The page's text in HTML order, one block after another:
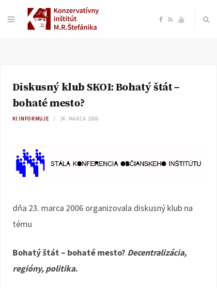
F
e
o
R Y
e
Diskusný klub SKOI: Bohatý štát –
bohaté mesto?
KI INFORMUJE 24. MARCA 2006
dňa 23. marca 2006 organizovala diskusný klub na
tému
Bohatý štát – bohaté mesto? Decentralizácia,
regióny, politika.